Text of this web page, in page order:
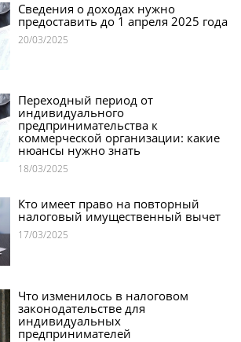
20/03/2025
Сведения о доходах нужно
предоставить до 1 апреля 2025 года
18/03/2025
Переходный период от
индивидуального
предпринимательства к
коммерческой организации: какие
нюансы нужно знать
17/03/2025
Кто имеет право на повторный
налоговый имущественный вычет
Что изменилось в налоговом
законодательстве для
индивидуальных
предпринимателей